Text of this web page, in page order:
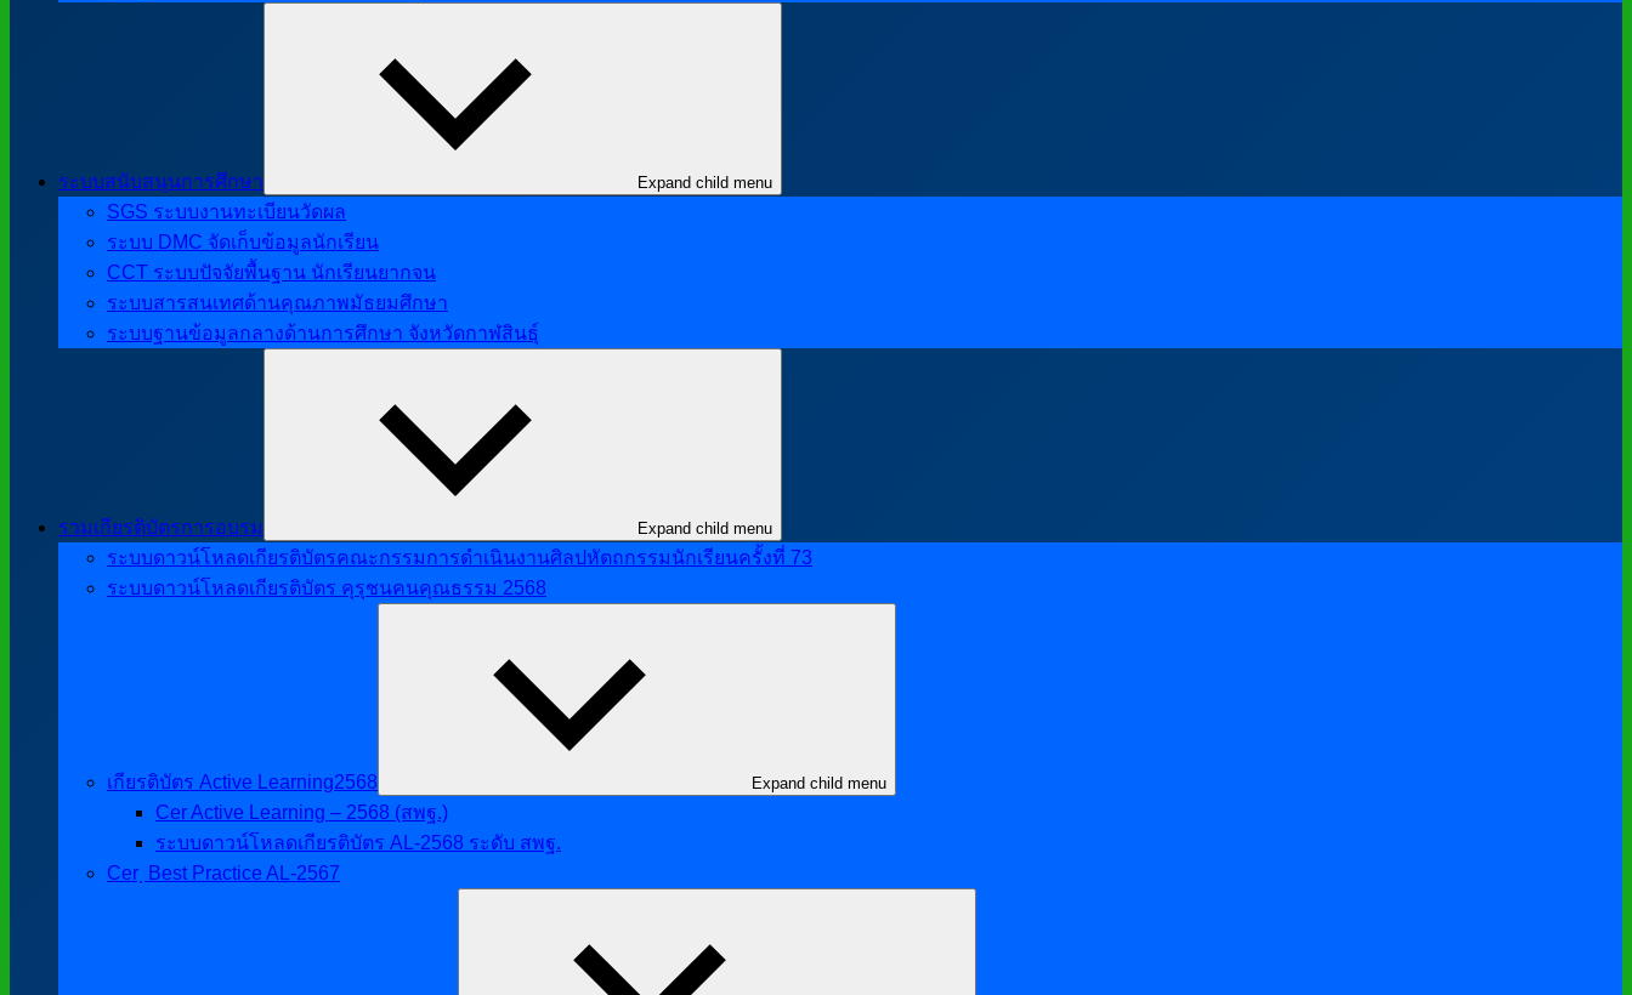
ระบบสนับสนุนการศึกษา Expand child menu
SGS ระบบงานทะเบียนวัดผล
ระบบ DMC จัดเก็บข้อมูลนักเรียน
CCT ระบบปัจจัยพื้นฐาน นักเรียนยากจน
ระบบสารสนเทศด้านคุณภาพมัธยมศึกษา
ระบบฐานข้อมูลกลางด้านการศึกษา จังหวัดกาฬสินธุ์
รวมเกียรติบัตรการอบรม Expand child menu
ระบบดาวน์โหลดเกียรติบัตรคณะกรรมการดำเนินงานศิลปหัตถกรรมนักเรียนครั้งที่ 73
ระบบดาวน์โหลดเกียรติบัตร คุรุชนคนคุณธรรม 2568
เกียรติบัตร Active Learning2568 Expand child menu
Cer Active Learning – 2568 (สพฐ.)
ระบบดาวน์โหลดเกียรติบัตร AL-2568 ระดับ สพฐ.
Cer ฺ Best Practice AL-2567